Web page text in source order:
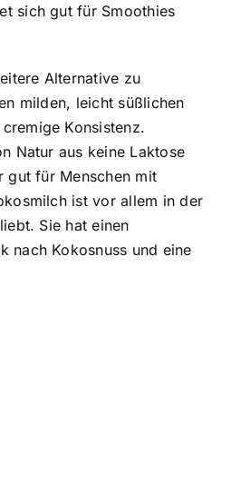
sich gut für Smoothies
Alternative zu
milden, leicht süßlichen
Konsistenz.
Natur aus keine Laktose
gut für Menschen mit
ist vor allem in der
Sie hat einen
nach Kokosnuss und eine